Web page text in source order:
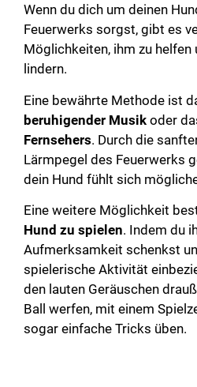
Wenn du dich um deinen
Feuerwerks sorgst, gibt es
Möglichkeiten, ihm zu helfen
lindern.
Eine bewährte Methode ist
beruhigender Musik oder
Fernsehers. Durch die
Lärmpegel des Feuerwerks
dein Hund fühlt sich
Eine weitere Möglichkeit
Hund zu spielen. Indem du
Aufmerksamkeit schenkst
spielerische Aktivität
den lauten Geräuschen
Ball werfen, mit einem
sogar einfache Tricks üben.